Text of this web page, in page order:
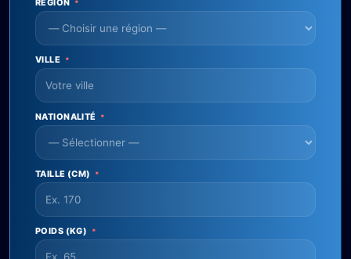
RÉGION *
VILLE *
NATIONALITÉ *
TAILLE (CM) *
POIDS (KG) *